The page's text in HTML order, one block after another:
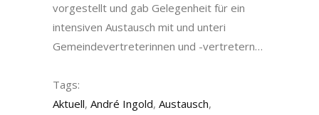
vorgestellt und gab Gelegenheit für ein
intensiven Austausch mit und unteri
Gemeindevertreterinnen und -vertretern…
Tags:
Aktuell, André Ingold, Austausch,